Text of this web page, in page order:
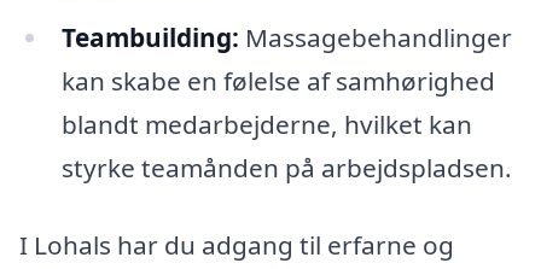
Teambuilding: Massagebehandlinger
kan skabe en følelse af samhørighed
blandt medarbejderne, hvilket kan
styrke teamånden på arbejdspladsen.
I Lohals har du adgang til erfarne og